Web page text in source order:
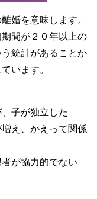
婚を意味します。
間が２０年以上の
統計があることか
います。
子が独立した
え、かえって関係
が協力的でない